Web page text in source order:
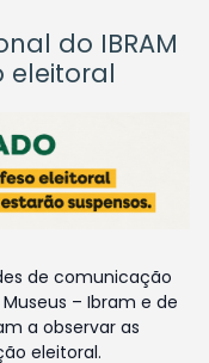
do IBRAM
eleitoral
de comunicação
– Ibram e de
a observar as
eleitoral.